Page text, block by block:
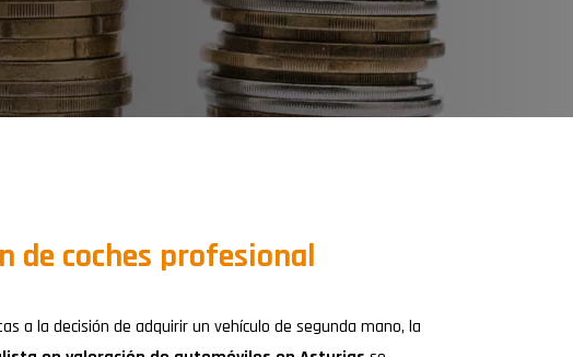
de coches profesional
a la decisión de adquirir un vehículo de segunda mano, la